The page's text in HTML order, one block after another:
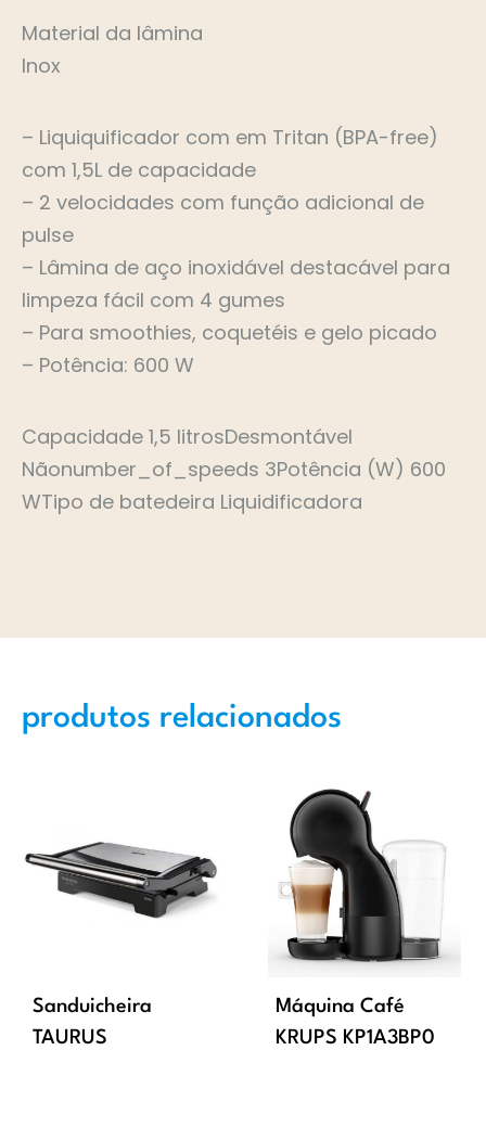
Material da lâmina
Inox
– Liquiquificador com em Tritan (BPA-free)
com 1,5L de capacidade
– 2 velocidades com função adicional de
pulse
– Lâmina de aço inoxidável destacável para
limpeza fácil com 4 gumes
– Para smoothies, coquetéis e gelo picado
– Potência: 600 W
Capacidade 1,5 litrosDesmontável
Nãonumber_of_speeds 3Potência (W) 600
WTipo de batedeira Liquidificadora
produtos relacionados
Sanduicheira
TAURUS
Máquina Café
KRUPS KP1A3BP0